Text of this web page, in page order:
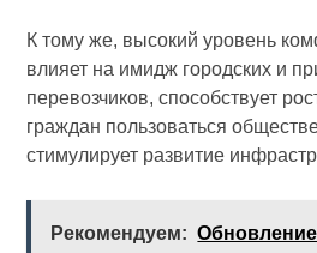
К тому же, высокий уровень
влияет на имидж городских и
перевозчиков, способствует
граждан пользоваться
стимулирует развитие
Рекомендуем: